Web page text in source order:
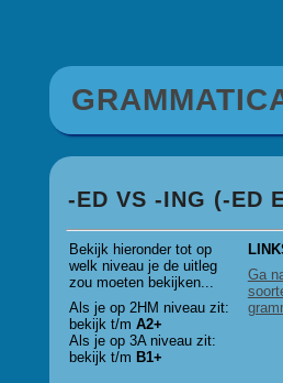
-ED VS -ING (-ED
Bekijk hieronder tot op
welk niveau je de uitleg
zou moeten bekijken...
Als je op 2HM niveau zit:
bekijk t/m A2+
Als je op 3A niveau zit:
bekijk t/m B1+
Ga